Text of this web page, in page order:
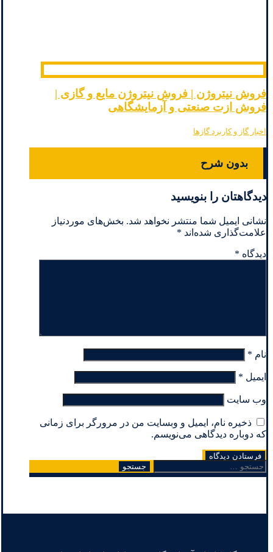
فروش نیتروژن | فروش نیتروژن مایع و گازی |
فروش ازت صنعتی و آزمایشگاهی
اخبار گاز و کاربرد گازها
بدون شرح
دیدگاهتان را بنویسید
نشانی ایمیل شما منتشر نخواهد شد. بخش‌های موردنیاز
علامت‌گذاری شده‌اند *
دیدگاه *
نام *
ایمیل *
وب‌ سایت
ذخیره نام، ایمیل و وبسایت من در مرورگر برای زمانی
که دوباره دیدگاهی می‌نویسم.
جستجو
برای: